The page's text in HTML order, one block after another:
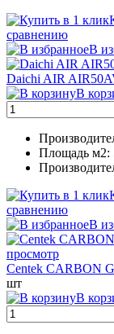
сравнению
В
Daichi AIR
В
Площадь м2:
сравнению
В
просмотр
Centek CARBON
шт
В